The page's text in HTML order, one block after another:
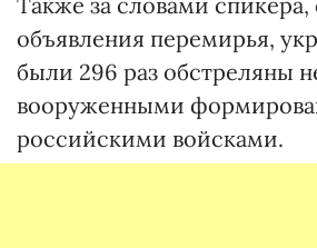
объявления перемирья,
были 296 раз обстреляны
вооруженными
российскими войсками.